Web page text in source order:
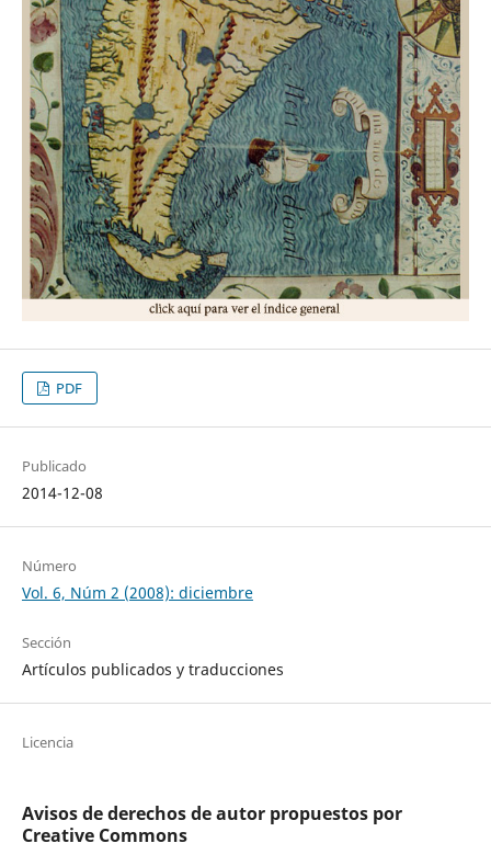
PDF
Publicado
2014-12-08
Número
Vol. 6, Núm 2 (2008): diciembre
Sección
Artículos publicados y traducciones
Licencia
Avisos de derechos de autor propuestos por
Creative Commons